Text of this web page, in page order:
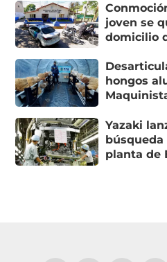
joven se
domicilio
hongos
Yazaki
búsqueda
planta de